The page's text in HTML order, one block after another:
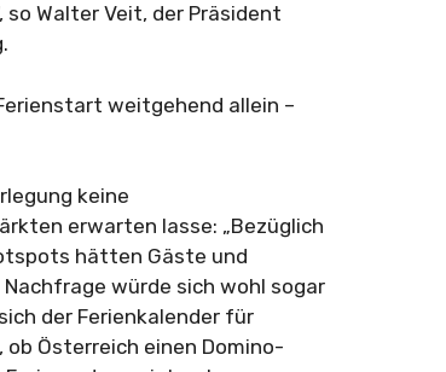
Walter Veit, der Präsident
weitgehend allein –
keine
erwarten lasse: „Bezüglich
hätten Gäste und
würde sich wohl sogar
der Ferienkalender für
Österreich einen Domino-